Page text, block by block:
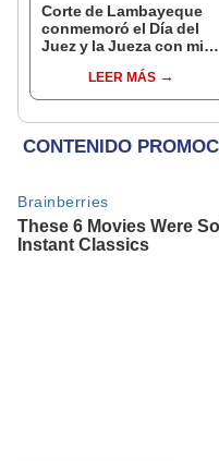
Corte de Lambayeque
conmemoró el Día del
Juez y la Jueza con misa
LEER MÁS